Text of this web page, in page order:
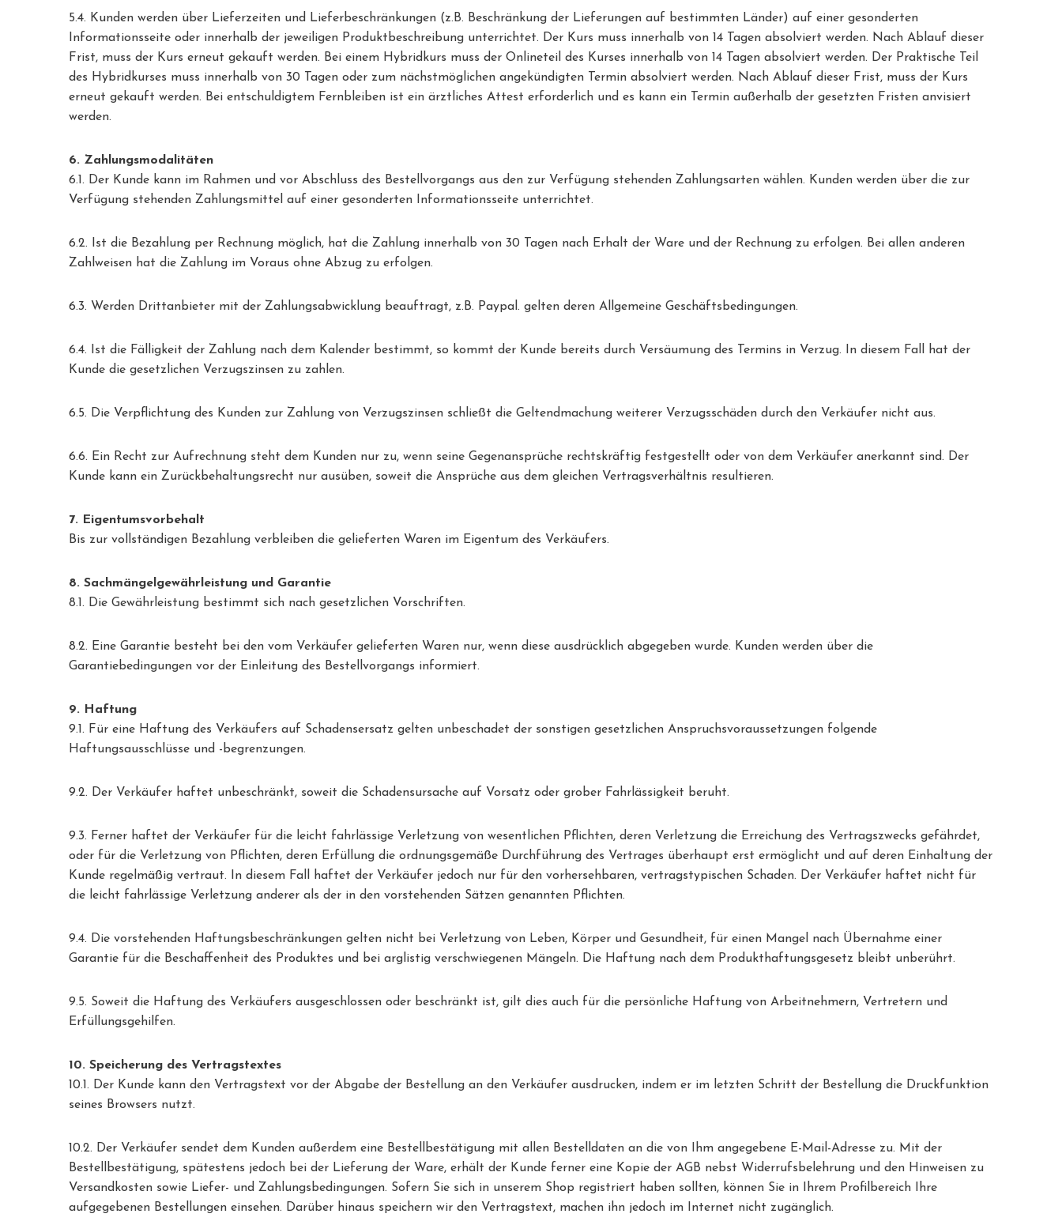
5.4. Kunden werden über Lieferzeiten und Lieferbeschränkungen (z.B. Beschränkung der Lieferungen auf bestimmten Länder) auf einer gesonderten
Informationsseite oder innerhalb der jeweiligen Produktbeschreibung unterrichtet. Der Kurs muss innerhalb von 14 Tagen absolviert werden. Nach Ablauf dieser
Frist, muss der Kurs erneut gekauft werden. Bei einem Hybridkurs muss der Onlineteil des Kurses innerhalb von 14 Tagen absolviert werden. Der Praktische Teil
des Hybridkurses muss innerhalb von 30 Tagen oder zum nächstmöglichen angekündigten Termin absolviert werden. Nach Ablauf dieser Frist, muss der Kurs
erneut gekauft werden. Bei entschuldigtem Fernbleiben ist ein ärztliches Attest erforderlich und es kann ein Termin außerhalb der gesetzten Fristen anvisiert
werden.
6. Zahlungsmodalitäten
6.1. Der Kunde kann im Rahmen und vor Abschluss des Bestellvorgangs aus den zur Verfügung stehenden Zahlungsarten wählen. Kunden werden über die zur
Verfügung stehenden Zahlungsmittel auf einer gesonderten Informationsseite unterrichtet.
6.2. Ist die Bezahlung per Rechnung möglich, hat die Zahlung innerhalb von 30 Tagen nach Erhalt der Ware und der Rechnung zu erfolgen. Bei allen anderen
Zahlweisen hat die Zahlung im Voraus ohne Abzug zu erfolgen.
6.3. Werden Drittanbieter mit der Zahlungsabwicklung beauftragt, z.B. Paypal. gelten deren Allgemeine Geschäftsbedingungen.
6.4. Ist die Fälligkeit der Zahlung nach dem Kalender bestimmt, so kommt der Kunde bereits durch Versäumung des Termins in Verzug. In diesem Fall hat der
Kunde die gesetzlichen Verzugszinsen zu zahlen.
6.5. Die Verpflichtung des Kunden zur Zahlung von Verzugszinsen schließt die Geltendmachung weiterer Verzugsschäden durch den Verkäufer nicht aus.
6.6. Ein Recht zur Aufrechnung steht dem Kunden nur zu, wenn seine Gegenansprüche rechtskräftig festgestellt oder von dem Verkäufer anerkannt sind. Der
Kunde kann ein Zurückbehaltungsrecht nur ausüben, soweit die Ansprüche aus dem gleichen Vertragsverhältnis resultieren.
7. Eigentumsvorbehalt
Bis zur vollständigen Bezahlung verbleiben die gelieferten Waren im Eigentum des Verkäufers.
8. Sachmängelgewährleistung und Garantie
8.1. Die Gewährleistung bestimmt sich nach gesetzlichen Vorschriften.
8.2. Eine Garantie besteht bei den vom Verkäufer gelieferten Waren nur, wenn diese ausdrücklich abgegeben wurde. Kunden werden über die
Garantiebedingungen vor der Einleitung des Bestellvorgangs informiert.
9. Haftung
9.1. Für eine Haftung des Verkäufers auf Schadensersatz gelten unbeschadet der sonstigen gesetzlichen Anspruchsvoraussetzungen folgende
Haftungsausschlüsse und -begrenzungen.
9.2. Der Verkäufer haftet unbeschränkt, soweit die Schadensursache auf Vorsatz oder grober Fahrlässigkeit beruht.
9.3. Ferner haftet der Verkäufer für die leicht fahrlässige Verletzung von wesentlichen Pflichten, deren Verletzung die Erreichung des Vertragszwecks gefährdet,
oder für die Verletzung von Pflichten, deren Erfüllung die ordnungsgemäße Durchführung des Vertrages überhaupt erst ermöglicht und auf deren Einhaltung der
Kunde regelmäßig vertraut. In diesem Fall haftet der Verkäufer jedoch nur für den vorhersehbaren, vertragstypischen Schaden. Der Verkäufer haftet nicht für
die leicht fahrlässige Verletzung anderer als der in den vorstehenden Sätzen genannten Pflichten.
9.4. Die vorstehenden Haftungsbeschränkungen gelten nicht bei Verletzung von Leben, Körper und Gesundheit, für einen Mangel nach Übernahme einer
Garantie für die Beschaffenheit des Produktes und bei arglistig verschwiegenen Mängeln. Die Haftung nach dem Produkthaftungsgesetz bleibt unberührt.
9.5. Soweit die Haftung des Verkäufers ausgeschlossen oder beschränkt ist, gilt dies auch für die persönliche Haftung von Arbeitnehmern, Vertretern und
Erfüllungsgehilfen.
10. Speicherung des Vertragstextes
10.1. Der Kunde kann den Vertragstext vor der Abgabe der Bestellung an den Verkäufer ausdrucken, indem er im letzten Schritt der Bestellung die Druckfunktion
seines Browsers nutzt.
10.2. Der Verkäufer sendet dem Kunden außerdem eine Bestellbestätigung mit allen Bestelldaten an die von Ihm angegebene E-Mail-Adresse zu. Mit der
Bestellbestätigung, spätestens jedoch bei der Lieferung der Ware, erhält der Kunde ferner eine Kopie der AGB nebst Widerrufsbelehrung und den Hinweisen zu
Versandkosten sowie Liefer- und Zahlungsbedingungen. Sofern Sie sich in unserem Shop registriert haben sollten, können Sie in Ihrem Profilbereich Ihre
aufgegebenen Bestellungen einsehen. Darüber hinaus speichern wir den Vertragstext, machen ihn jedoch im Internet nicht zugänglich.